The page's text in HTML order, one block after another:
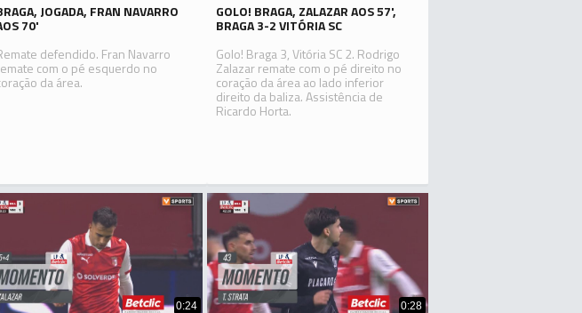
JOGADA, FRAN NAVARRO
70'
defendido. Fran Navarro
com o pé esquerdo no
da área.
GOLO! BRAGA, ZALAZAR AOS 57',
BRAGA 3-2 VITÓRIA SC
Golo! Braga 3, Vitória SC 2. Rodrigo
Zalazar remate com o pé direito no
coração da área ao lado inferior
direito da baliza. Assistência de
Ricardo Horta.
0:24 0:28